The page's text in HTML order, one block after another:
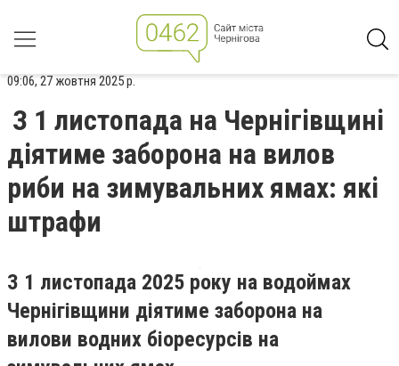
09:06, 27 жовтня 2025 р.
З 1 листопада на Чернігівщині
діятиме заборона на вилов
риби на зимувальних ямах: які
штрафи
З 1 листопада 2025 року на водоймах
Чернігівщини діятиме заборона на
вилови водних біоресурсів на